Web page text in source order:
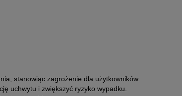
stanowiąc zagrożenie dla użytkowników.
uchwytu i zwiększyć ryzyko wypadku.